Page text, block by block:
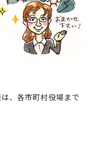
、各市町村役場まで